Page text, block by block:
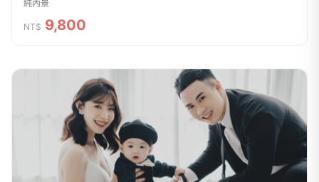
純內景
NT$ 9,800